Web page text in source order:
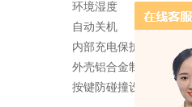
环境湿度 30%--
自动关机 吊秤显示
内部充电保护电路
外壳铝合金制造 防
按键防碰撞设计 延